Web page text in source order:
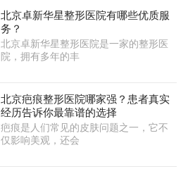
北京卓新华星整形医院有哪些优质服
务？
北京卓新华星整形医院是一家的整形医
院，拥有多年的丰
北京疤痕整形医院哪家强？患者真实
经历告诉你最靠谱的选择
疤痕是人们常见的皮肤问题之一，它不
仅影响美观，还会